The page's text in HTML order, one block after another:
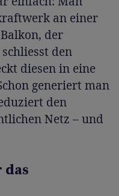
an einer
der
den
diesen in eine
generiert man
den
Netz – und
das